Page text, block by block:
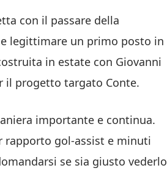
con il passare della
legittimare un primo posto in
in estate con Giovanni
il progetto targato Conte.
importante e continua.
rapporto gol-assist e minuti
se sia giusto vederlo